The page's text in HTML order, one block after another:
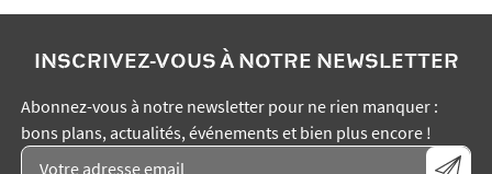
INSCRIVEZ-VOUS À NOTRE NEWSLETTER
Abonnez-vous à notre newsletter pour ne rien manquer :
bons plans, actualités, événements et bien plus encore !